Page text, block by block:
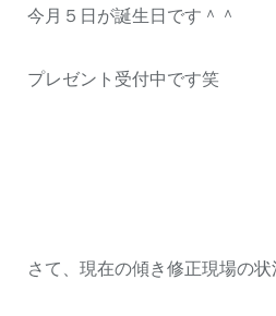
今月５日が誕生日です＾＾
プレゼント受付中です笑
さて、現在の傾き修正現場の状